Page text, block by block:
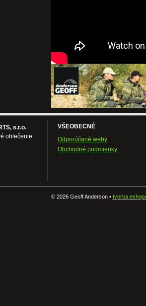
s.r.o.
oblečenie
VŠEOBECNÉ
Odporúčané weby
Obchodné podmienky
©2026 Geoff Anderson • tvorba